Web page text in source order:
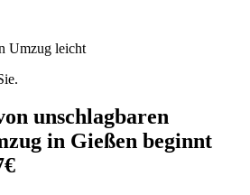
Umzug leicht
unschlagbaren
in Gießen beginnt